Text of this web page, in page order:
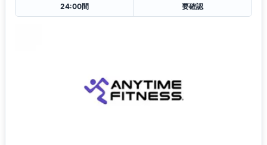
24:00間 要確認